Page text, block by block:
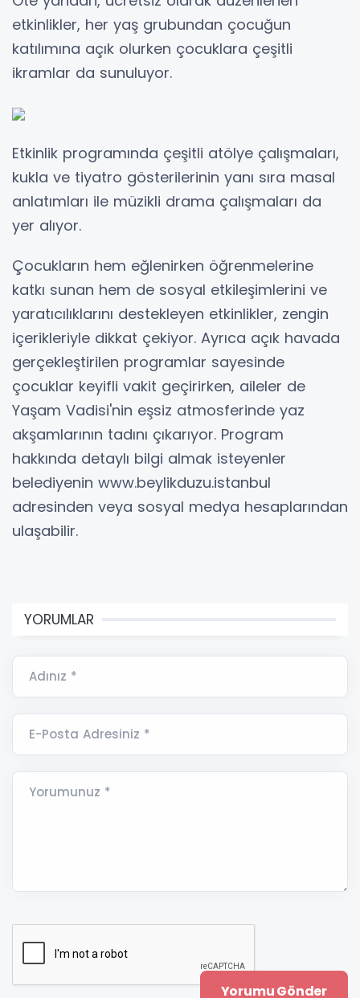
etkinlikler, her yaş grubundan çocuğun
katılımına açık olurken çocuklara çeşitli
ikramlar da sunuluyor.
Etkinlik programında çeşitli atölye çalışmaları,
kukla ve tiyatro gösterilerinin yanı sıra masal
anlatımları ile müzikli drama çalışmaları da
yer alıyor.
Çocukların hem eğlenirken öğrenmelerine
katkı sunan hem de sosyal etkileşimlerini ve
yaratıcılıklarını destekleyen etkinlikler, zengin
içerikleriyle dikkat çekiyor. Ayrıca açık havada
gerçekleştirilen programlar sayesinde
çocuklar keyifli vakit geçirirken, aileler de
Yaşam Vadisi'nin eşsiz atmosferinde yaz
akşamlarının tadını çıkarıyor. Program
hakkında detaylı bilgi almak isteyenler
belediyenin www.beylikduzu.istanbul
adresinden veya sosyal medya hesaplarından
ulaşabilir.
YORUMLAR
Adınız *
E-Posta Adresiniz *
Yorumunuz *